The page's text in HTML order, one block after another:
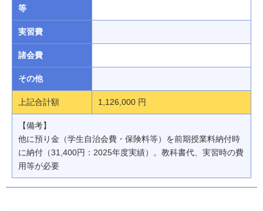
等
実習費
諸会費
その他
上記合計額 1,126,000 円
【備考】
他に預り金（学生自治会費・保険料等）を前期授業料納付時
に納付（31,400円：2025年度実績）。教科書代、実習時の費
用等が必要